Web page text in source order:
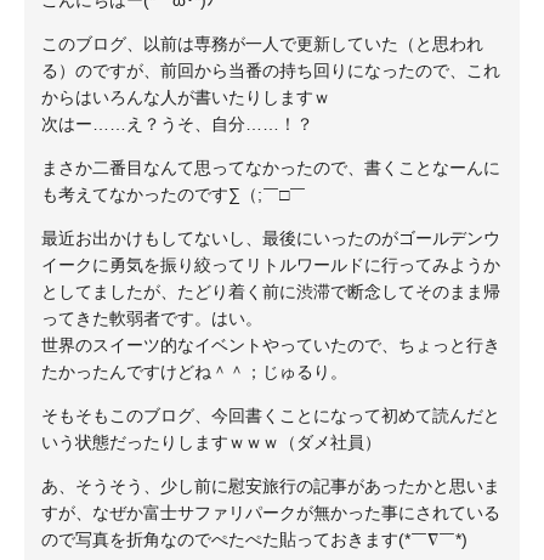
このブログ、以前は専務が一人で更新していた（と思われ
る）のですが、前回から当番の持ち回りになったので、これ
からはいろんな人が書いたりしますｗ
次はー……え？うそ、自分……！？
まさか二番目なんて思ってなかったので、書くことなーんに
も考えてなかったのです∑（;￣□￣
最近お出かけもしてないし、最後にいったのがゴールデンウ
イークに勇気を振り絞ってリトルワールドに行ってみようか
としてましたが、たどり着く前に渋滞で断念してそのまま帰
ってきた軟弱者です。はい。
世界のスイーツ的なイベントやっていたので、ちょっと行き
たかったんですけどね＾＾；じゅるり。
そもそもこのブログ、今回書くことになって初めて読んだと
いう状態だったりしますｗｗｗ（ダメ社員）
あ、そうそう、少し前に慰安旅行の記事があったかと思いま
すが、なぜか富士サファリパークが無かった事にされている
ので写真を折角なのでぺたぺた貼っておきます(*￣∇￣*)